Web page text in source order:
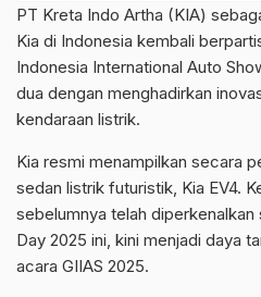
PT Kreta Indo Artha (KIA)
Kia di Indonesia kembali
Indonesia International Auto
dua dengan menghadirkan
kendaraan listrik.
Kia resmi menampilkan secara
sedan listrik futuristik, Kia EV4.
sebelumnya telah
Day 2025 ini, kini menjadi daya
acara GIIAS 2025.